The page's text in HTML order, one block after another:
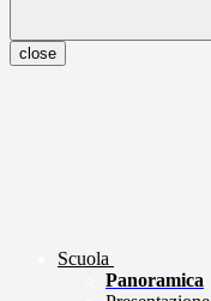
close
Scuola
Panoramica